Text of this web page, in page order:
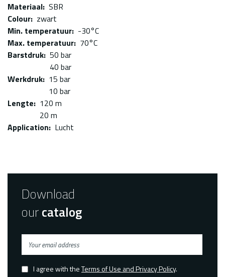
Materiaal SBR
Colour zwart
Min. temperatuur -30°C
Max. temperatuur 70°C
Barstdruk 50 bar
40 bar
Werkdruk 15 bar
10 bar
Lengte 120 m
20 m
Application Lucht
Download
ourcatalog
Your
email
address
Confirmed
I agree with theTerms of Use and Privacy Policy.